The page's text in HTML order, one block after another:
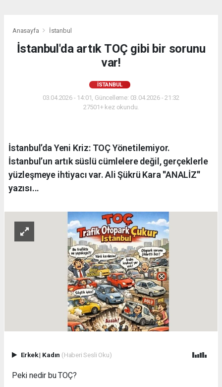
Anasayfa İstanbul
İstanbul'da artık TOÇ gibi bir sorunu
var!
İSTANBUL
03.04.2026 - 14:01, Güncelleme: 03.04.2026 - 21:32
27501+ kez okundu.
İstanbul’da Yeni Kriz: TOÇ Yönetilemiyor.
İstanbul’un artık süslü cümlelere değil, gerçeklerle
yüzleşmeye ihtiyacı var. Ali Şükrü Kara ''ANALİZ''
yazısı...
Erkek| Kadın (Haberi Sesli Oku)
Peki nedir bu TOÇ?